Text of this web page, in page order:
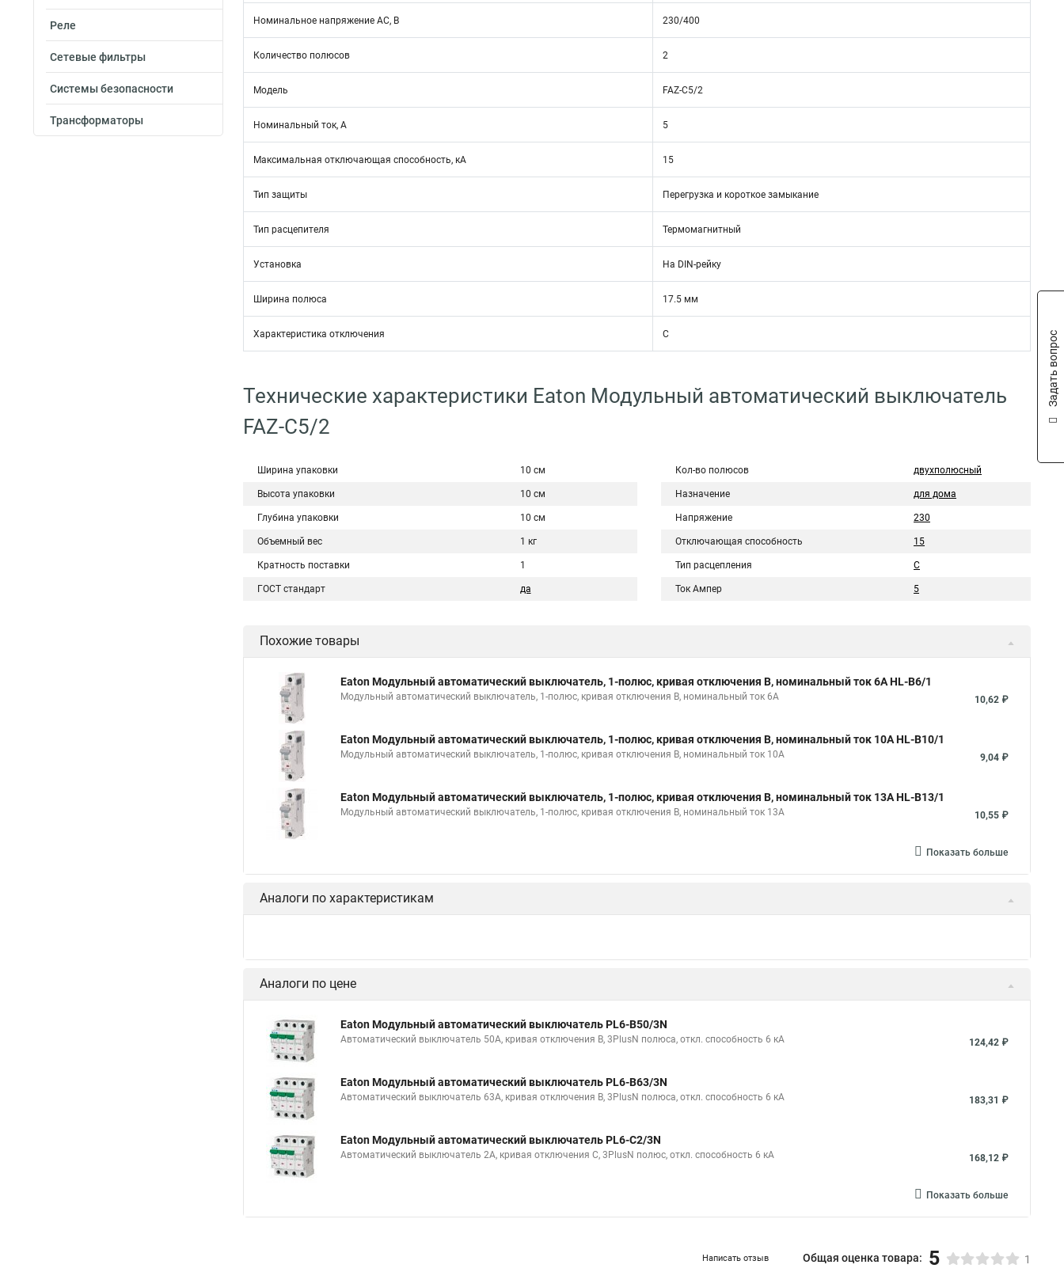
Реле
Сетевые фильтры
Системы безопасности
Трансформаторы
Номинальное напряжение АС, В 230/400
Количество полюсов 2
Модель FAZ-C5/2
Номинальный ток, А 5
Максимальная отключающая способность, кА 15
Тип защиты Перегрузка и короткое замыкание
Тип расцепителя Термомагнитный
Установка На DIN-рейку
Ширина полюса 17.5 мм
Характеристика отключения C
Технические характеристики Eaton Модульный автоматический выключатель
FAZ-C5/2
Ширина упаковки 10 см
Высота упаковки 10 см
Глубина упаковки 10 см
Объемный вес 1 кг
Кратность поставки 1
ГОСТ стандарт да
Кол-во полюсов двухполюсный
Назначение для дома
Напряжение 230
Отключающая способность 15
Тип расцепления C
Ток Ампер 5
Похожие товары
Eaton Модульный автоматический выключатель, 1-полюс, кривая отключения B, номинальный ток 6А HL-B6/1
Модульный автоматический выключатель, 1-полюс, кривая отключения B, номинальный ток 6А 10,62 ₽
Eaton Модульный автоматический выключатель, 1-полюс, кривая отключения B, номинальный ток 10А HL-B10/1
Модульный автоматический выключатель, 1-полюс, кривая отключения B, номинальный ток 10А 9,04 ₽
Eaton Модульный автоматический выключатель, 1-полюс, кривая отключения B, номинальный ток 13А HL-B13/1
Модульный автоматический выключатель, 1-полюс, кривая отключения B, номинальный ток 13А 10,55 ₽
Показать больше
Аналоги по характеристикам
Аналоги по цене
Eaton Модульный автоматический выключатель PL6-B50/3N
Автоматический выключатель 50А, кривая отключения В, 3PlusN полюса, откл. способность 6 кА 124,42 ₽
Eaton Модульный автоматический выключатель PL6-B63/3N
Автоматический выключатель 63А, кривая отключения В, 3PlusN полюса, откл. способность 6 кА 183,31 ₽
Eaton Модульный автоматический выключатель PL6-C2/3N
Автоматический выключатель 2А, кривая отключения С, 3PlusN полюс, откл. способность 6 кА 168,12 ₽
Показать больше
Написать отзыв Общая оценка товара: 5 1
Задать вопрос